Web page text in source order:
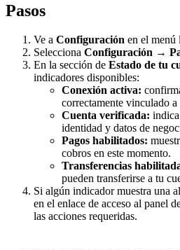
Pasos
Ve a Configuración en el menú
Selecciona Configuración →
En la sección de Estado de tu
indicadores disponibles:
Conexión activa:
correctamente vinculado
Cuenta verificada:
identidad y datos de
Pagos habilitados:
cobros en este momento.
Transferencias
pueden transferirse a tu
Si algún indicador muestra una
en el enlace de acceso al panel
las acciones requeridas.